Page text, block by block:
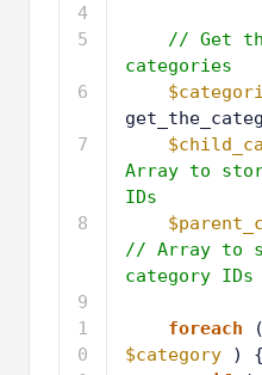
4
5
6
7
8
9
1
0
// Get
categories
Array to
IDs
// Array to
category IDs
foreach
$category
) {